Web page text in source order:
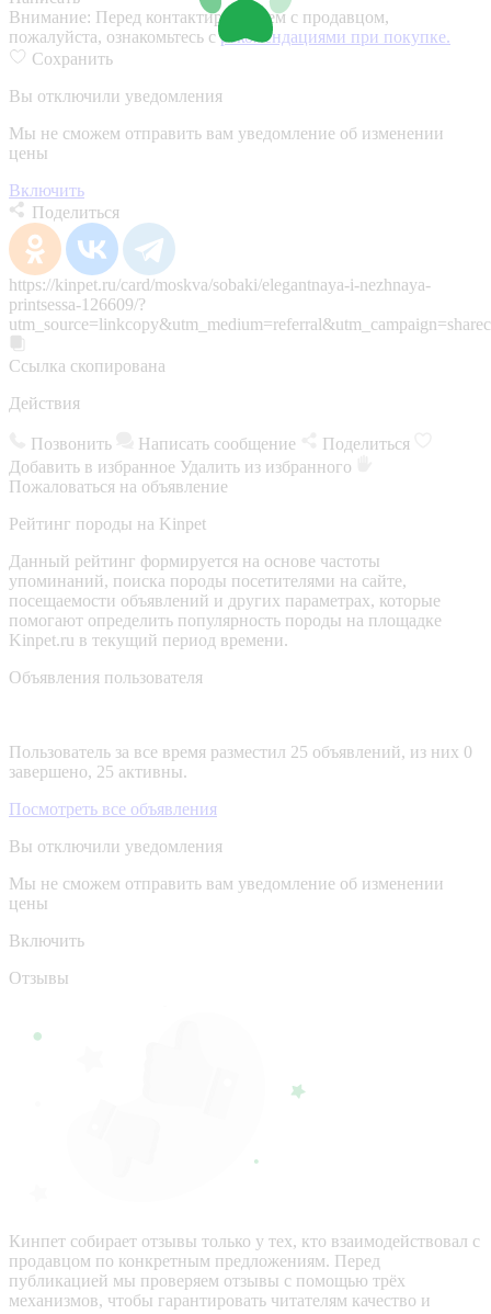
Внимание: Перед контактированием с продавцом,
пожалуйста, ознакомьтесь срекомендациями при покупке.
Сохранить
Вы отключили уведомления
Мы не сможем отправить вам уведомление об изменении
цены
Включить
Поделиться
https://kinpet.ru/card/moskva/sobaki/elegantnaya-i-nezhnaya-
printsessa-126609/?
Ссылка скопирована
Действия
Позвонить Написать сообщение
Поделиться
Добавить в избранное Удалить из избранного
Пожаловаться на объявление
Рейтинг породы на Kinpet
Данный рейтинг формируется на основе частоты
упоминаний, поиска породы посетителями на сайте,
посещаемости объявлений и других параметрах, которые
помогают определить популярность породы на площадке
Kinpet.ru в текущий период времени.
Объявления пользователя
Пользователь за все время разместил 25 объявлений, из них 0
завершено, 25 активны.
Посмотреть все объявления
Вы отключили уведомления
Мы не сможем отправить вам уведомление об изменении
цены
Включить
Отзывы
Кинпет собирает отзывы только у тех, кто взаимодействовал с
продавцом по конкретным предложениям. Перед
публикацией мы проверяем отзывы с помощью трёх
механизмов, чтобы гарантировать читателям качество и